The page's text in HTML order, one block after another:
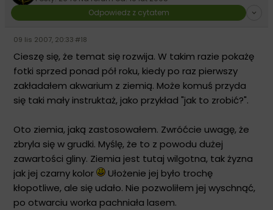
Odpowiedz z cytatem
09 lis 2007, 20:33#18
Cieszę się, że temat się rozwija. W takim razie pokażę
fotki sprzed ponad pół roku, kiedy po raz pierwszy
zakładałem akwarium z ziemią. Może komuś przyda
się taki mały instruktaż, jako przykład "jak to zrobić?".
Oto ziemia, jaką zastosowałem. Zwróćcie uwagę, że
zbryla się w grudki. Myślę, że to z powodu dużej
zawartości gliny. Ziemia jest tutaj wilgotna, tak żyzna
jak jej czarny kolor
Ułożenie jej było trochę
kłopotliwe, ale się udało. Nie pozwoliłem jej wyschnąć,
po otwarciu worka pachniała lasem.